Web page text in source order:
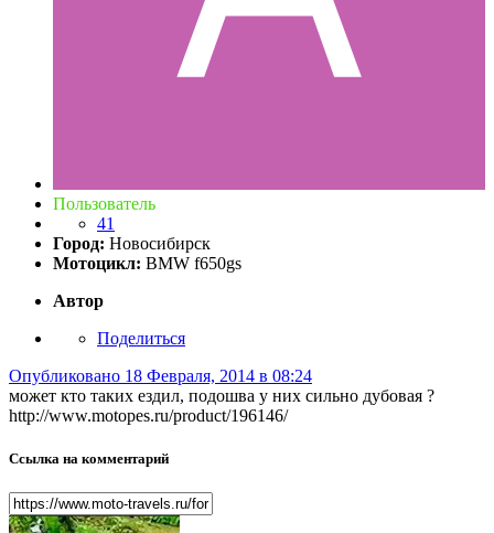
Пользователь
41
Город: Новосибирск
Мотоцикл: BMW f650gs
Автор
Поделиться
Опубликовано 18 Февраля, 2014 в 08:24
может кто таких ездил, подошва у них сильно дубовая ?
http://www.motopes.ru/product/196146/
Ссылка на комментарий